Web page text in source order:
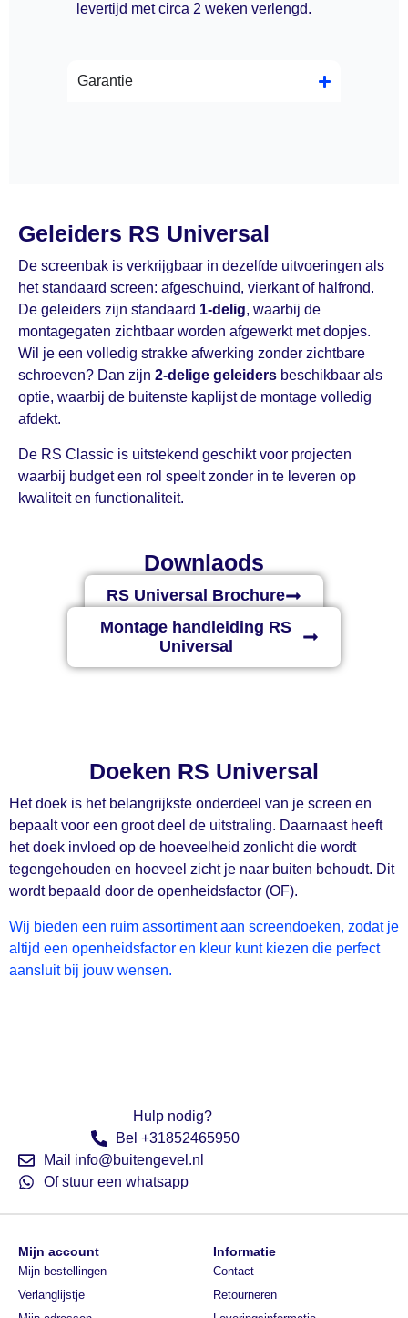
levertijd met circa 2 weken verlengd.
Garantie
Geleiders RS Universal
De screenbak is verkrijgbaar in dezelfde uitvoeringen als
het standaard screen: afgeschuind, vierkant of halfrond.
De geleiders zijn standaard 1-delig, waarbij de
montagegaten zichtbaar worden afgewerkt met dopjes.
Wil je een volledig strakke afwerking zonder zichtbare
schroeven? Dan zijn 2-delige geleiders beschikbaar als
optie, waarbij de buitenste kaplijst de montage volledig
afdekt.
De RS Classic is uitstekend geschikt voor projecten
waarbij budget een rol speelt zonder in te leveren op
kwaliteit en functionaliteit.
Downlaods
RS Universal Brochure
Montage handleiding RS
Universal
Doeken RS Universal
Het doek is het belangrijkste onderdeel van je screen en
bepaalt voor een groot deel de uitstraling. Daarnaast heeft
het doek invloed op de hoeveelheid zonlicht die wordt
tegengehouden en hoeveel zicht je naar buiten behoudt. Dit
wordt bepaald door de openheidsfactor (OF).
Wij bieden een ruim assortiment aan screendoeken, zodat je
altijd een openheidsfactor en kleur kunt kiezen die perfect
aansluit bij jouw wensen.
Hulp nodig?
Bel +31852465950
Mail info@buitengevel.nl
Of stuur een whatsapp
Mijn account
Mijn bestellingen
Verlanglijstje
Informatie
Contact
Retourneren